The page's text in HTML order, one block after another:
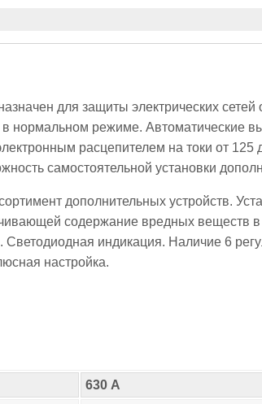
для защиты электрических сетей
нормальном режиме. Автоматические
расцепителем на токи от
самостоятельной установки
дополнительных устройств.
содержание вредных веществ
индикация. Наличие 6
настройка.
630 А